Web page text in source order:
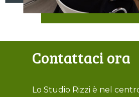
Contattaci ora
Lo Studio Rizzi è nel